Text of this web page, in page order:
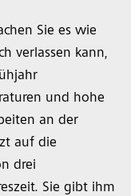
Sie es wie
verlassen kann,
und hohe
an der
auf die
drei
Sie gibt ihm